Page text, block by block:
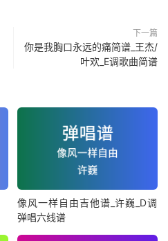
下一篇
你是我胸口永远的痛简谱_王杰/
叶欢_E调歌曲简谱
像风一样自由吉他谱_许巍_D调
弹唱六线谱